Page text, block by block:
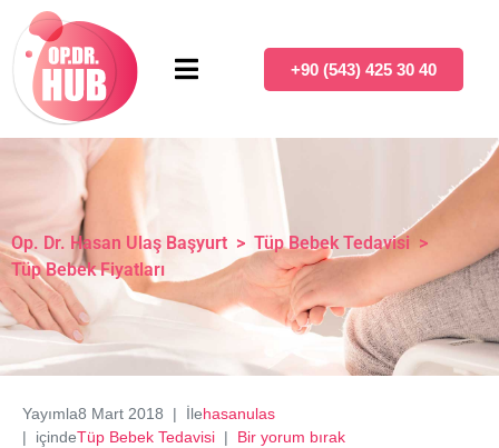
+90 (543) 425 30 40
Op. Dr. Hasan Ulaş Başyurt > Tüp Bebek Tedavisi >
Tüp Bebek Fiyatları
Yayımla8 Mart 2018 İlehasanulas
içindeTüp Bebek Tedavisi Bir yorum bırak